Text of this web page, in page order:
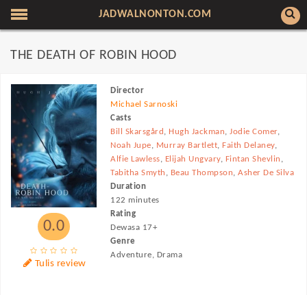
JADWALNONTON.COM
THE DEATH OF ROBIN HOOD
0.0
Tulis review
Director
Michael Sarnoski
Casts
Bill Skarsgård , Hugh Jackman,Jodie Comer,
Noah Jupe, Murray Bartlett, Faith Delaney,
Alfie Lawless, Elijah Ungvary, Fintan Shevlin ,
Tabitha Smyth , Beau Thompson,Asher De Silva
Duration
122 minutes
Rating
Dewasa 17+
Genre
Adventure, Drama